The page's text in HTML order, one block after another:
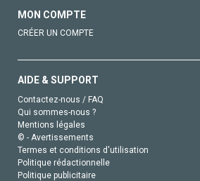
MON COMPTE
CRÉER UN COMPTE
AIDE & SUPPORT
Contactez-nous / FAQ
Qui sommes-nous ?
Mentions légales
© - Avertissements
Termes et conditions d'utilisation
Politique rédactionnelle
Politique publicitaire